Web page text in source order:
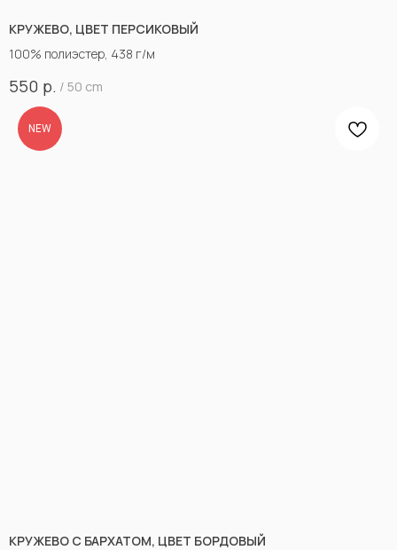
КРУЖЕВО, ЦВЕТ ПЕРСИКОВЫЙ
100% полиэстер, 438 г/м
550 р. / 50 cm
NEW
КРУЖЕВО С БАРХАТОМ, ЦВЕТ БОРДОВЫЙ